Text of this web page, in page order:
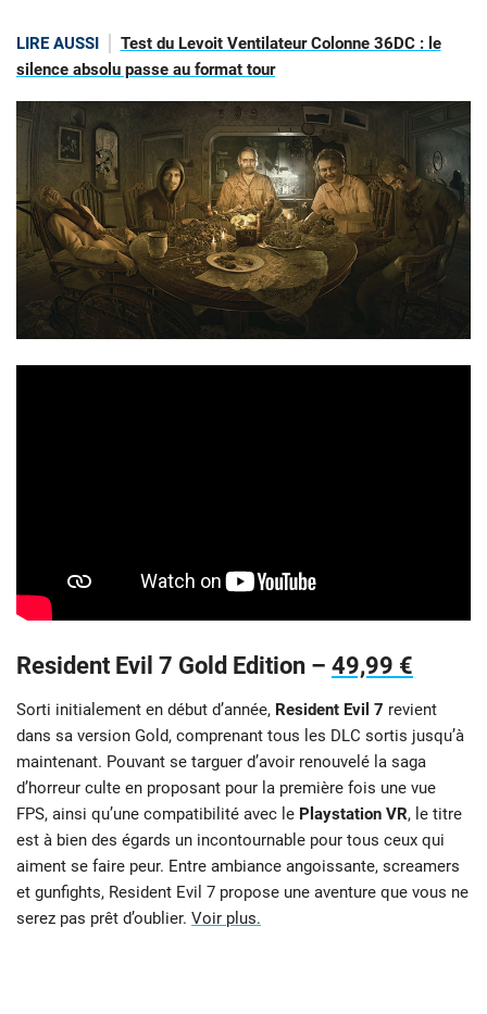
LIRE AUSSI
Test du Levoit Ventilateur Colonne 36DC : le
silence absolu passe au format tour
Resident Evil 7 Gold Edition – 49,99 €
Sorti initialement en début d’année, Resident Evil 7 revient
dans sa version Gold, comprenant tous les DLC sortis jusqu’à
maintenant. Pouvant se targuer d’avoir renouvelé la saga
d’horreur culte en proposant pour la première fois une vue
FPS, ainsi qu’une compatibilité avec le Playstation VR, le titre
est à bien des égards un incontournable pour tous ceux qui
aiment se faire peur. Entre ambiance angoissante, screamers
et gunfights, Resident Evil 7 propose une aventure que vous ne
serez pas prêt d’oublier. Voir plus.